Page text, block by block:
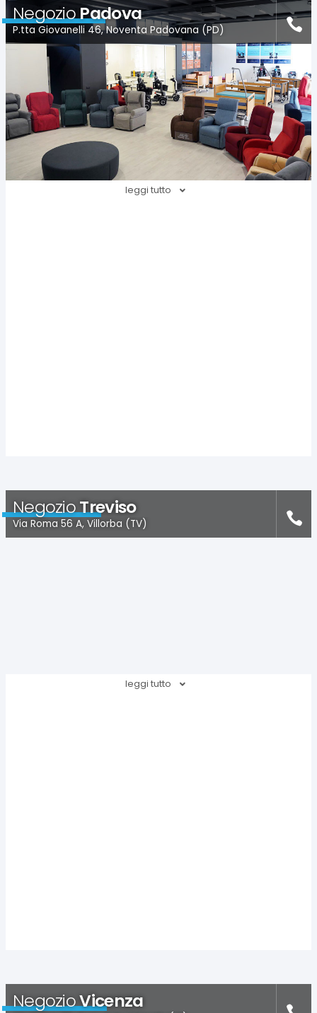
NegozioPadova
P.tta Giovanelli 46, Noventa Padovana (PD)
leggi tutto
NegozioTreviso
Via Roma 56 A, Villorba (TV)
leggi tutto
NegozioVicenza